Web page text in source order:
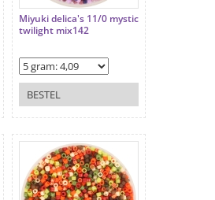
Miyuki delica's 11/0 mystic
twilight mix142
BESTEL